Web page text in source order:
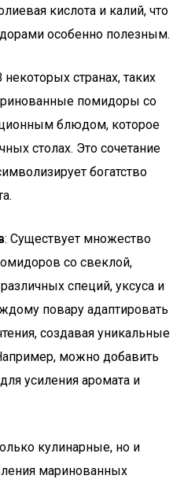
кислота и калий, что
особенно полезным.
некоторых странах, таких
помидоры со
блюдом, которое
столах. Это сочетание
богатство
: Существует множество
со свеклой,
специй, уксуса и
повару адаптировать
создавая уникальные
можно добавить
усиления аромата и
кулинарные, но и
маринованных